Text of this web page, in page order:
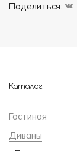
Поделиться:
Каталог
Гостиная
Диваны